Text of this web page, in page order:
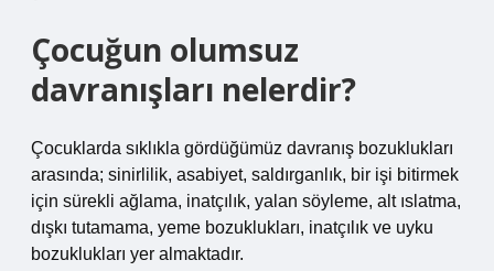
Çocuğun olumsuz
davranışları nelerdir?
Çocuklarda sıklıkla gördüğümüz davranış bozuklukları
arasında; sinirlilik, asabiyet, saldırganlık, bir işi bitirmek
için sürekli ağlama, inatçılık, yalan söyleme, alt ıslatma,
dışkı tutamama, yeme bozuklukları, inatçılık ve uyku
bozuklukları yer almaktadır.